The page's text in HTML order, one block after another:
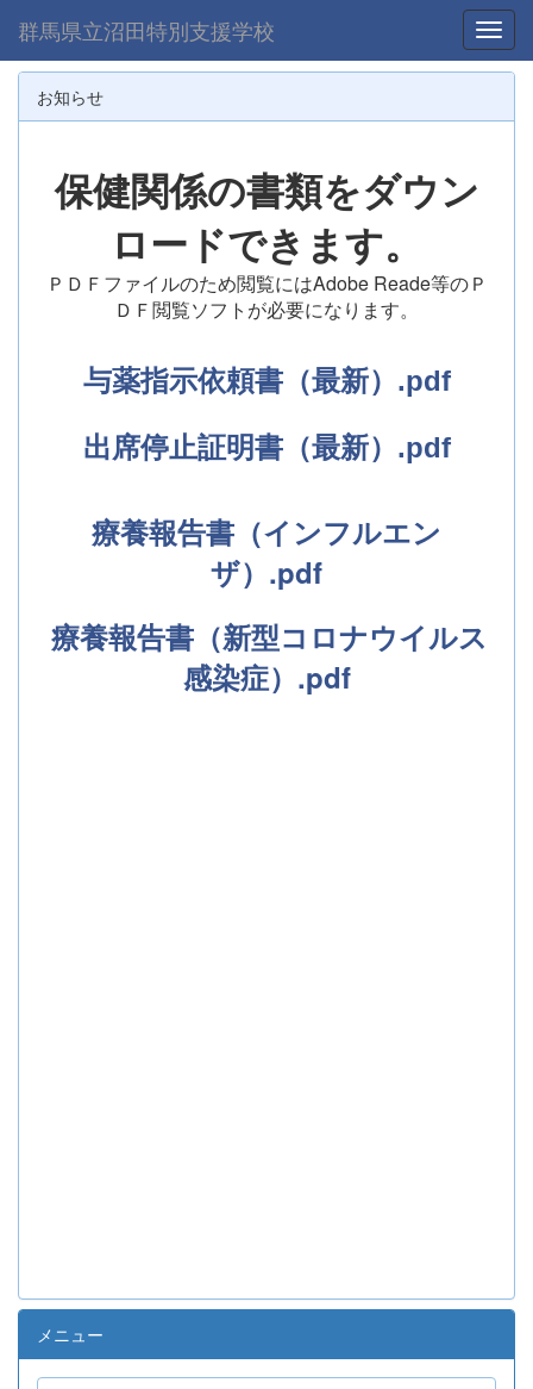
群馬県立沼田特別支援学校
お知らせ
保健関係の書類をダウン
ロードできます。
ＰＤＦファイルのため閲覧にはAdobe Reade等のＰ
ＤＦ閲覧ソフトが必要になります。
与薬指示依頼書（最新）.pdf
出席停止証明書（最新）.pdf
療養報告書（インフルエン
ザ）.pdf
療養報告書（新型コロナウイルス
感染症）.pdf
メニュー